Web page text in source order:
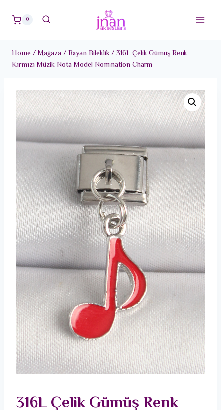
0
Home/Mağaza/Bayan Bileklik/316L Çelik Gümüş Renk
Kırmızı Müzik Nota Model Nomination Charm
316L Çelik Gümüş Renk